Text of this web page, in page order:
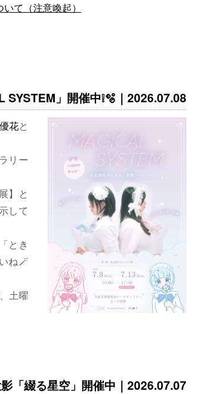
て（注意喚起）
SYSTEM」開催中❕🫧｜2026.07.08
花と
リー
】と
して
とき
ね🪄
土曜
「綴る星空」開催中｜2026.07.07